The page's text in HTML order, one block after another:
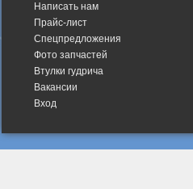
Написать нам
Прайс-лист
Спецпредложения
Фото запчастей
Втулки гудрича
Вакансии
Вход